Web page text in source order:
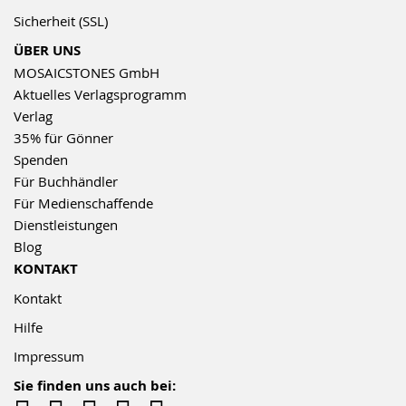
Sicherheit (SSL)
ÜBER UNS
MOSAICSTONES GmbH
Aktuelles Verlagsprogramm
Verlag
35% für Gönner
Spenden
Für Buchhändler
Für Medienschaffende
Dienstleistungen
Blog
KONTAKT
Kontakt
Hilfe
Impressum
Sie finden uns auch bei: